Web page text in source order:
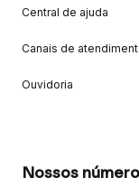
Central de ajuda
Canais de
Ouvidoria
Nossos